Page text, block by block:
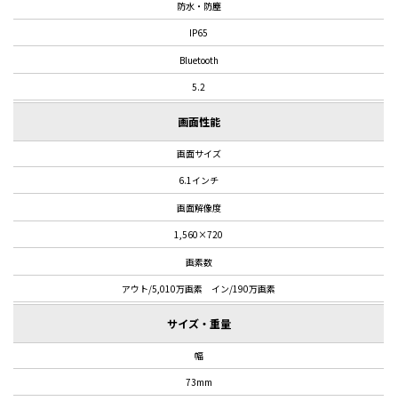
防水・防塵
IP65
Bluetooth
5.2
画面性能
画面サイズ
6.1インチ
画面解像度
1,560×720
画素数
アウト/5,010万画素 イン/190万画素
サイズ・重量
幅
73mm